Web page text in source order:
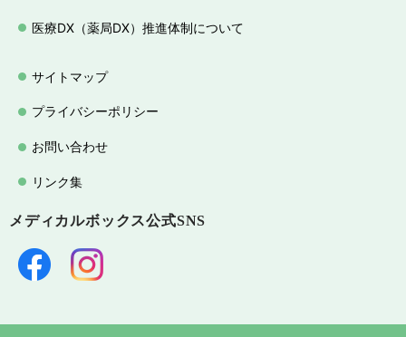
医療DX（薬局DX）推進体制について
サイトマップ
プライバシーポリシー
お問い合わせ
リンク集
メディカルボックス公式SNS